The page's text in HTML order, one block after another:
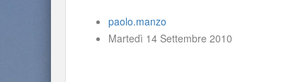
paolo.manzo
Martedì 14 Settembre 2010